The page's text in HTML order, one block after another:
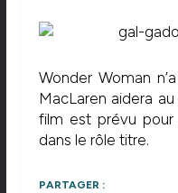
Wonder Woman
MacLaren aidera
film est prévu pour
dans le rôle titre.
PARTAGER :